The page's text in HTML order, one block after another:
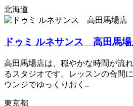
北海道
ドゥミ ルネサンス 高田馬
高田馬場店は、穏やかな時間が流
るスタジオです。レッスンの合間
ウンジでゆっくりおく..
東京都